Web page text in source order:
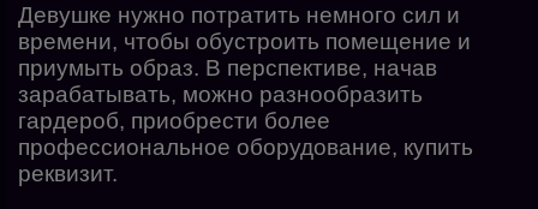
Девушке нужно потратить немного сил и
времени, чтобы обустроить помещение и
приумыть образ. В перспективе, начав
зарабатывать, можно разнообразить
гардероб, приобрести более
профессиональное оборудование, купить
реквизит.